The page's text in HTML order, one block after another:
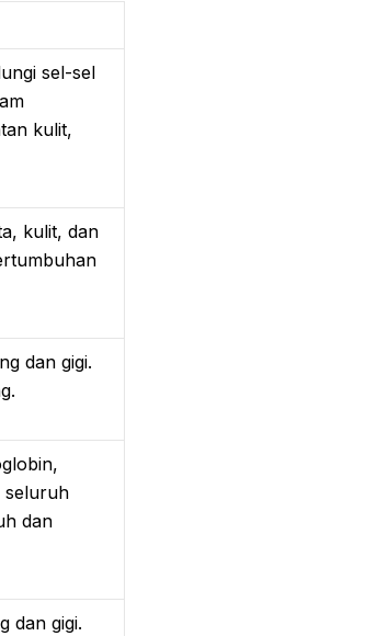
sel-sel
kulit,
kulit, dan
dan gigi.
seluruh
dan
dan gigi.